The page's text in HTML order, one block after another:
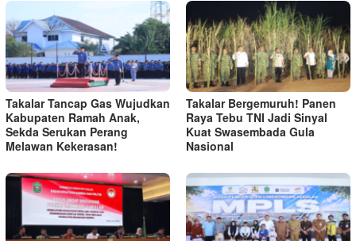
Takalar Tancap Gas Wujudkan
Kabupaten Ramah Anak,
Sekda Serukan Perang
Melawan Kekerasan!
Takalar Bergemuruh! Panen
Raya Tebu TNI Jadi Sinyal
Kuat Swasembada Gula
Nasional